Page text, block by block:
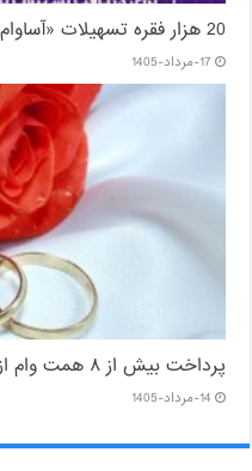
20 هزار فقره تسهیلات «آساوام» اقتصادنوین پرداخت شد
17-مرداد-1405
پرداخت بیش از ۸ همت وام ازدواج توسط بانک ملی ایران
14-مرداد-1405